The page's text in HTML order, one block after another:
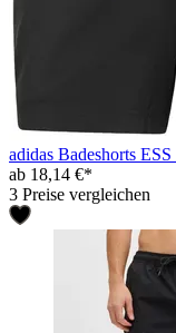
adidas Badeshorts
ab 18,14 €*
3 Preise vergleichen